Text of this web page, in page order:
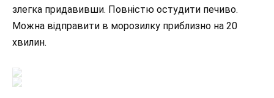
злегка придавивши. Повністю остудити печиво.
Можна відправити в морозилку приблизно на 20
хвилин.